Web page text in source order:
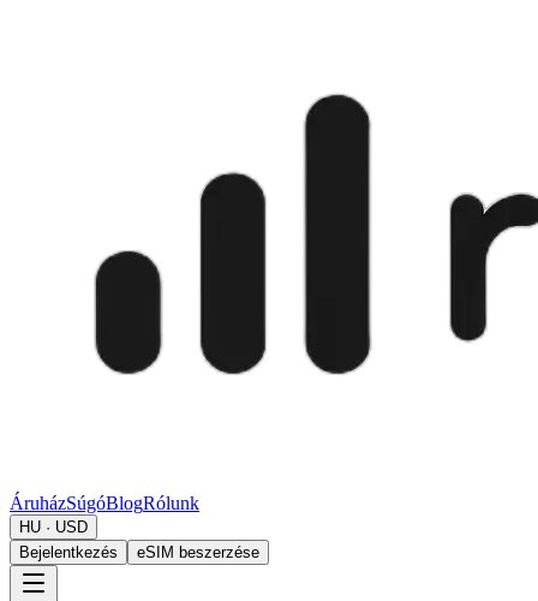
ÁruházSúgóBlogRólunk
HU · USD
Bejelentkezés
eSIM beszerzése